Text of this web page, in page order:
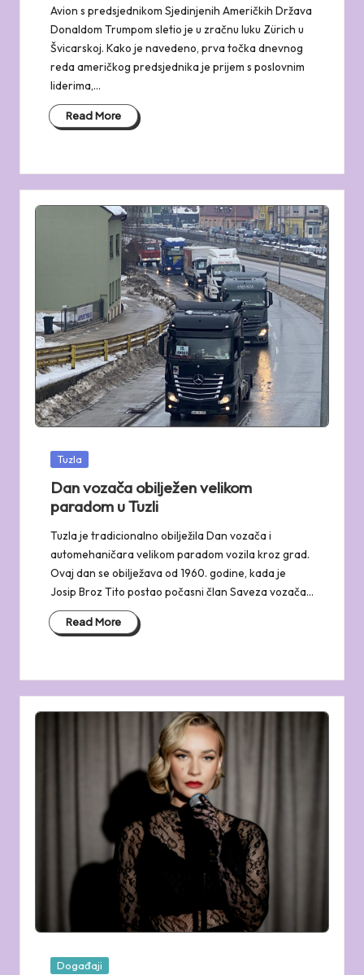
Avion s predsjednikom Sjedinjenih Američkih Država
Donaldom Trumpom sletio je u zračnu luku Zürich u
Švicarskoj. Kako je navedeno, prva točka dnevnog
reda američkog predsjednika je prijem s poslovnim
liderima,…
Read More
Posted
Tuzla
Dan vozača obilježen velikom
paradom u Tuzli
Tuzla je tradicionalno obilježila Dan vozača i
automehaničara velikom paradom vozila kroz grad.
Ovaj dan se obilježava od 1960. godine, kada je
Josip Broz Tito postao počasni član Saveza vozača…
Read More
Posted
Događaji